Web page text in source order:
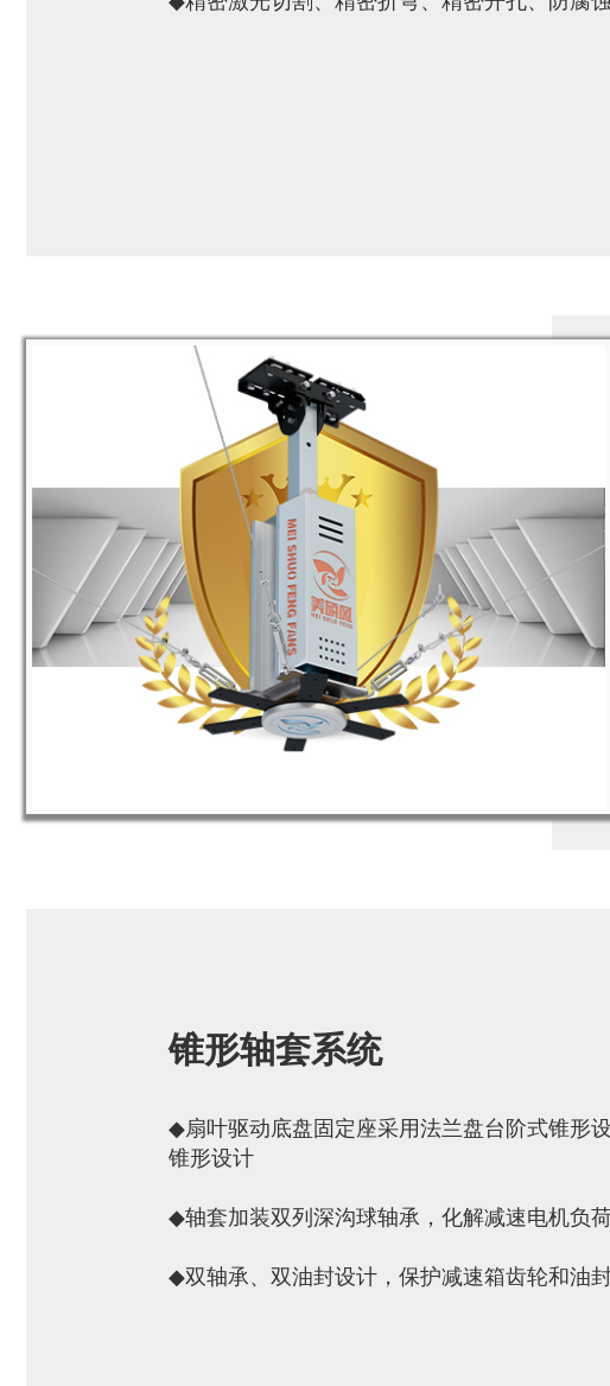
锥形轴套系统
◆扇叶驱动底盘固定座采用法兰盘台阶式锥形
锥形设计
◆轴套加装双列深沟球轴承，化解减速电机负
◆双轴承、双油封设计，保护减速箱齿轮和油